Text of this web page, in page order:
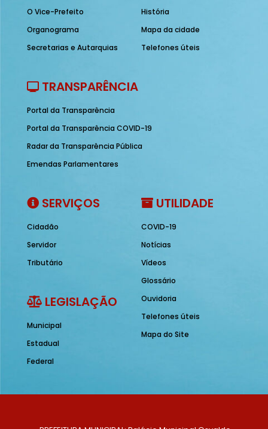
O Vice-Prefeito
Organograma
Secretarias e Autarquias
História
Mapa da cidade
Telefones úteis
TRANSPARÊNCIA
Portal da Transparência
Portal da Transparência COVID-19
Radar da Transparência Pública
Emendas Parlamentares
SERVIÇOS
Cidadão
Servidor
Tributário
LEGISLAÇÃO
Municipal
Estadual
Federal
UTILIDADE
COVID-19
Notícias
Vídeos
Glossário
Ouvidoria
Telefones úteis
Mapa do Site